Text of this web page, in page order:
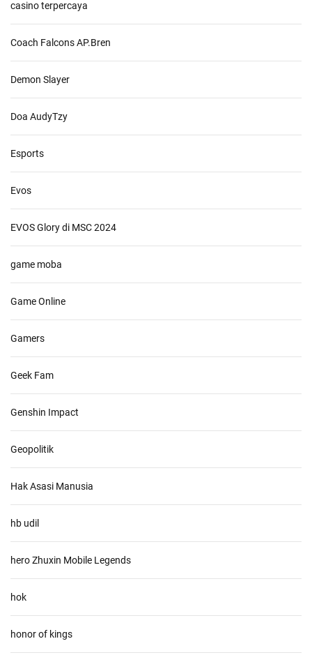
casino terpercaya
Coach Falcons AP.Bren
Demon Slayer
Doa AudyTzy
Esports
Evos
EVOS Glory di MSC 2024
game moba
Game Online
Gamers
Geek Fam
Genshin Impact
Geopolitik
Hak Asasi Manusia
hb udil
hero Zhuxin Mobile Legends
hok
honor of kings